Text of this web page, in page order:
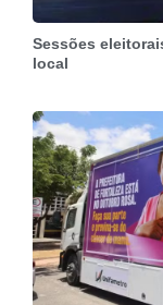
Sessões
local